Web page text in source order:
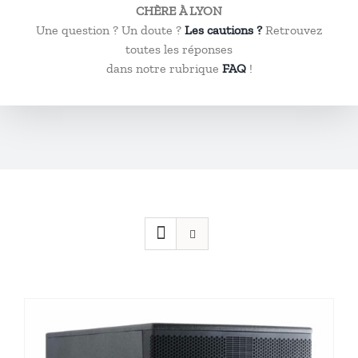
CHÈRE À LYON
Une question ? Un doute ? Les cautions ?Retrouvez
toutes les réponses
dans notre rubrique FAQ!